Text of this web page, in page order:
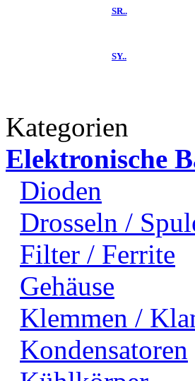
SR..
SY..
Kategorien
Elektronische
Dioden
Drosseln /
Filter / Ferrite
Gehäuse
Klemmen /
Kondensatoren